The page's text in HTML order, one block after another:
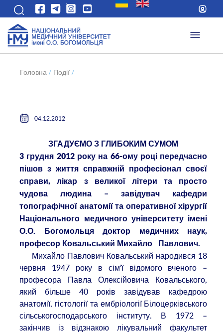
Головна / Події /
04.12.2012
ЗГАДУЄМО З ГЛИБОКИМ СУМОМ
3 грудня 2012 року на 66-ому році передчасно
пішов з життя справжній професіонал своєї
справи, лікар з великої літери та просто
чудова людина – завідувач кафедри
топографічної анатомії та оперативної хірургії
Національного медичного університету імені
О.О. Богомольця доктор медичних наук,
професор Ковальський Михайло Павлович.
Михайло Павлович Ковальський народився 18
червня 1947 року в сім’ї відомого вченого –
професора Павла Олексійовича Ковальського,
який більше 40 років завідував кафедрою
анатомії, гістології та ембріології Білоцерківського
сільськогосподарського інституту. В 1972 –
закінчив із відзнакою лікувальний факультет